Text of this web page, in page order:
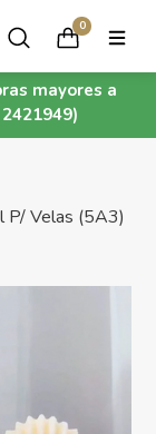
mayores a
0
P/ Velas (5A3)